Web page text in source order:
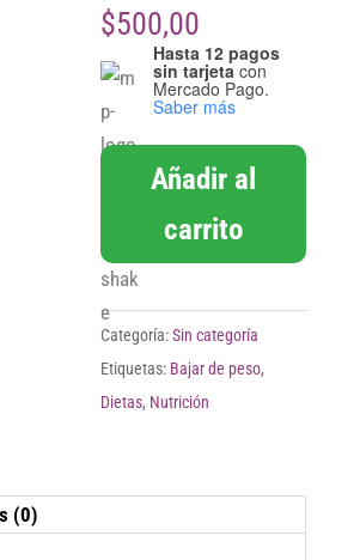
$500,00
Hasta 12 pagos
sin tarjeta con
Mercado Pago.
Saber más
Tu
reserva
turno
Añadir al
carrito
Categoría:Sin categoría
Etiquetas: Bajar de peso,
Dietas, Nutrición
(0)